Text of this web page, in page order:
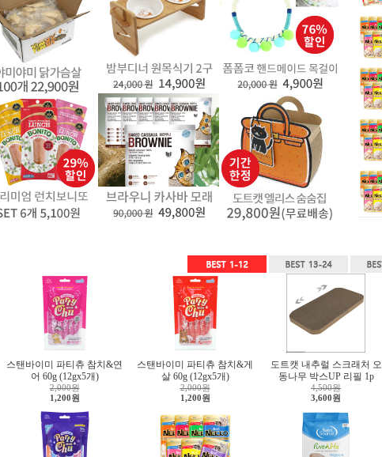
스탠바이미 파티츄 참치&연
어 60g (12gx5개)
2,000원
1,200원
스탠바이미 파티츄 참치&게
살 60g (12gx5개)
2,000원
1,200원
도트캣 내추럴 스크래처 오
동나무 박스UP 리필 1p
4,500원
3,600원